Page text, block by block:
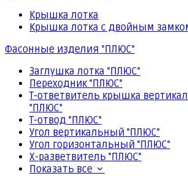
Крышка лотка
Крышка лотка с двойным
Фасонные изделия "ПЛЮС"
Заглушка лотка "ПЛЮС"
Переходник "ПЛЮС"
Т-ответвитель крышка
"ПЛЮС"
Т-отвод "ПЛЮС"
Угол вертикальный "ПЛЮС"
Угол горизонтальный "ПЛЮС"
Х-разветвитель "ПЛЮС"
Показать все